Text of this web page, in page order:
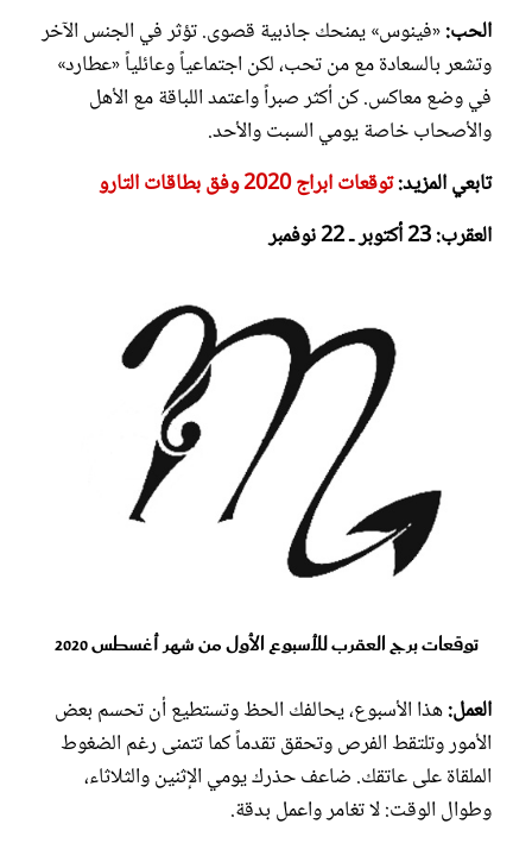
الحب:«فينوس» يمنحك جاذبية قصوى. تؤثر في الجنس الآخر
وتشعر بالسعادة مع من تحب، لكن اجتماعياً وعائلياً «عطارد»
في وضع معاكس. كن أكثر صبراً واعتمد اللباقة مع الأهل
والأصحاب خاصة يومي السبت والأحد.
تابعي المزيد:توقعات ابراج 2020 وفق بطاقات التارو
العقرب: 23 أكتوبر ـ 22 نوفمبر
توقعات برج العقرب للأسبوع الأول من شهر أغسطس 2020
العمل:هذا الأسبوع، يحالفك الحظ وتستطيع أن تحسم بعض
الأمور وتلتقط الفرص وتحقق تقدماً كما تتمنى رغم الضغوط
الملقاة على عاتقك. ضاعف حذرك يومي الإثنين والثلاثاء،
وطوال الوقت: لا تغامر واعمل بدقة.